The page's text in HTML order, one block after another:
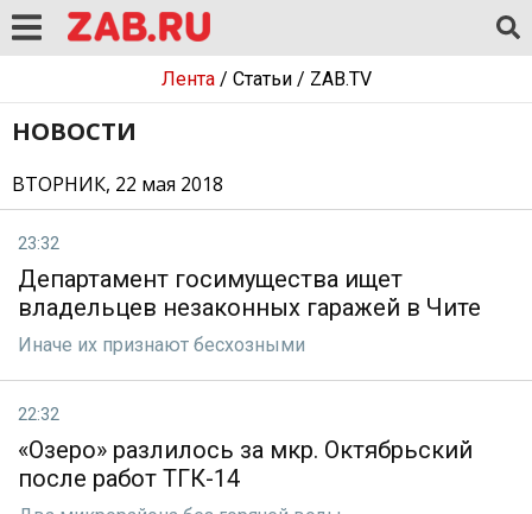
Лента/ Статьи/ ZAB.TV
НОВОСТИ
ВТОРНИК, 22 мая 2018
23:32
Департамент госимущества ищет
владельцев незаконных гаражей в Чите
Иначе их признают бесхозными
22:32
«Озеро» разлилось за мкр. Октябрьский
после работ ТГК-14